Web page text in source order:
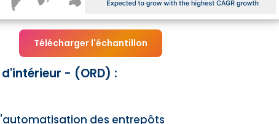
Télécharger l'échantillon
- (ORD) :
des entrepôts